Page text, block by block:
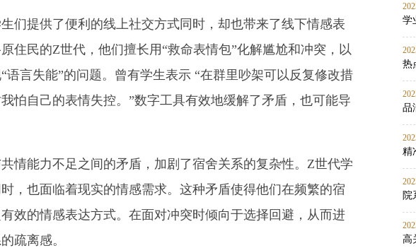
们提供了便利的线上社交方式同时，却也带来了线下情感表
住民的Z世代，他们擅长用“救命表情包”化解尴尬和冲突，以
语言失能”的问题。曾有学生表示 “在群里吵架可以反复修改措
怕自己的表情失控。”数字工具有效地缓解了矛盾，也可能导
情能力不足之间的矛盾，加剧了宿舍关系的复杂性。Z世代学
，也面临着现实的情感需求。这种矛盾使得他们在频繁的宿
效的情感表达方式。在面对冲突时倾向于选择回避，从而进
疏离感。
热
精
高